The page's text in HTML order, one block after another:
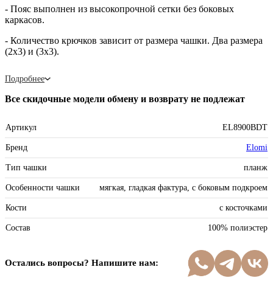
- Пояс выполнен из высокопрочной сетки без боковых
каркасов.
- Количество крючков зависит от размера чашки. Два размера
(2х3) и (3х3).
Подробнее
Все скидочные модели обмену и возврату не подлежат
Артикул EL8900BDT
Бренд Elomi
Тип чашки планж
Особенности чашки мягкая, гладкая фактура, с боковым подкроем
Кости с косточками
Состав 100% полиэстер
Остались вопросы? Напишите нам: